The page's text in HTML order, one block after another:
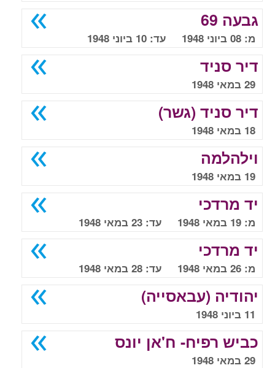
גבעה 69
מ: 08 ביוני 1948 עד: 10 ביוני 1948
דיר סניד
29 במאי 1948
דיר סניד (גשר)
18 במאי 1948
וילהלמה
19 במאי 1948
יד מרדכי
מ: 19 במאי 1948 עד: 23 במאי 1948
יד מרדכי
מ: 26 במאי 1948 עד: 28 במאי 1948
יהודיה (עבאסייה)
11 ביוני 1948
כביש רפיח- ח'אן יונס
29 במאי 1948